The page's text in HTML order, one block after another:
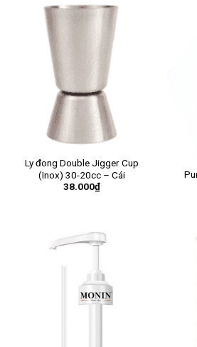
Ly đong Double Jigger Cup
(Inox) 30-20cc – Cái
38.000₫